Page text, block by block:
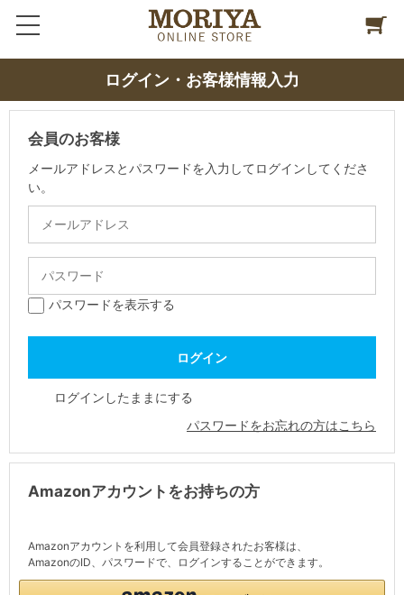
ログイン・お客様情報入力
会員のお客様
メールアドレスとパスワードを入力してログインしてくださ
い。
パスワードを表示する
ログインしたままにする
パスワードをお忘れの方はこちら
Amazonアカウントをお持ちの方
Amazonアカウントを利用して会員登録されたお客様は、
AmazonのID、パスワードで、ログインすることができます。